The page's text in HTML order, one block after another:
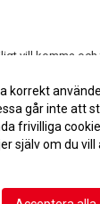
vill komma och
korrekt
går inte att
frivilliga
själv om du vill